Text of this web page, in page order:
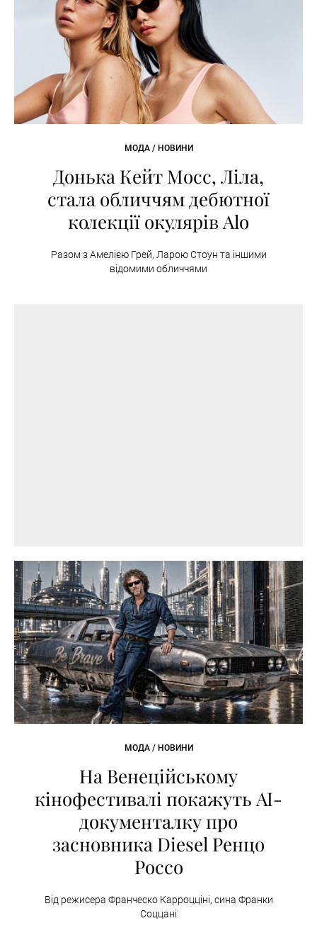
МОДА / НОВИНИ
Донька Кейт Мосс, Ліла,
стала обличчям дебютної
колекції окулярів Alo
Разом з Амелією Грей, Ларою Стоун та іншими
відомими обличчями
МОДА / НОВИНИ
На Венеційському
кінофестивалі покажуть AI-
документалку про
засновника Diesel Ренцо
Россо
Від режисера Франческо Карроцціні, сина Франки
Соццані